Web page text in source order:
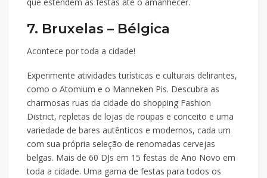
7. Bruxelas – Bélgica
Acontece por toda a cidade!
Experimente atividades turísticas e culturais delirantes,
como o Atomium e o Manneken Pis. Descubra as
charmosas ruas da cidade do shopping Fashion
District, repletas de lojas de roupas e conceito e uma
variedade de bares autênticos e modernos, cada um
com sua própria seleção de renomadas cervejas
belgas. Mais de 60 DJs em 15 festas de Ano Novo em
toda a cidade. Uma gama de festas para todos os